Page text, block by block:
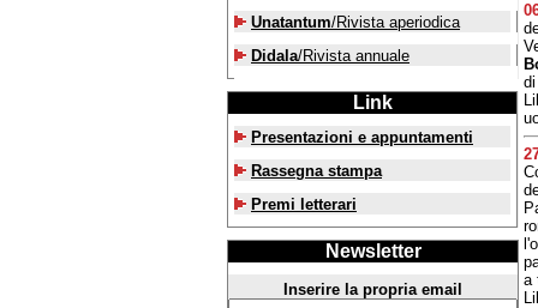
Unatantum/Rivista aperiodica
Didala/Rivista annuale
Link
Presentazioni e appuntamenti
Rassegna stampa
Premi letterari
Newsletter
Inserire la propria email
a